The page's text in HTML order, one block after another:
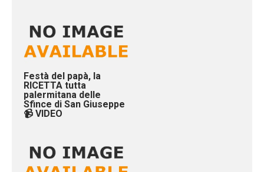
Festà del papà, la
RICETTA tutta
palermitana delle
Sfince di San Giuseppe
📹 VIDEO